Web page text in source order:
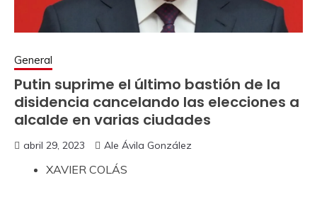
General
Putin suprime el último bastión de la
disidencia cancelando las elecciones a
alcalde en varias ciudades
abril 29, 2023 Ale Ávila González
XAVIER COLÁS